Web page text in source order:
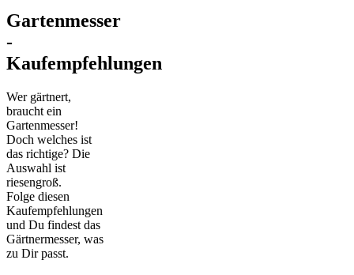
Gartenmesser
-
Kaufempfehlungen
Wer gärtnert,
braucht ein
Gartenmesser!
Doch welches ist
das richtige? Die
Auswahl ist
riesengroß.
Folge diesen
Kaufempfehlungen
und Du findest das
Gärtnermesser, was
zu Dir passt.